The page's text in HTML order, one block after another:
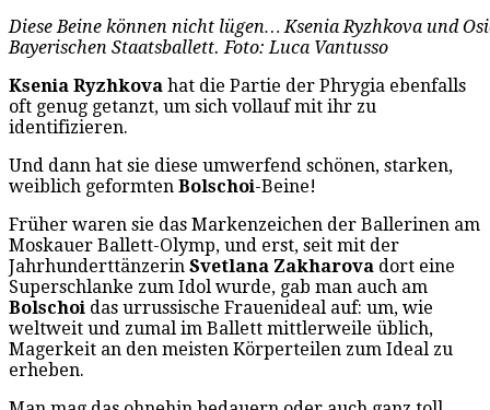
Diese Beine können nicht lügen… Ksenia Ryzhkova und
Bayerischen Staatsballett. Foto: Luca Vantusso
Ksenia Ryzhkova hat die Partie der Phrygia ebenfalls
oft genug getanzt, um sich vollauf mit ihr zu
identifizieren.
Und dann hat sie diese umwerfend schönen, starken,
weiblich geformten Bolschoi-Beine!
Früher waren sie das Markenzeichen der Ballerinen am
Moskauer Ballett-Olymp, und erst, seit mit der
Jahrhunderttänzerin Svetlana Zakharova dort eine
Superschlanke zum Idol wurde, gab man auch am
Bolschoi das urrussische Frauenideal auf: um, wie
weltweit und zumal im Ballett mittlerweile üblich,
Magerkeit an den meisten Körperteilen zum Ideal zu
erheben.